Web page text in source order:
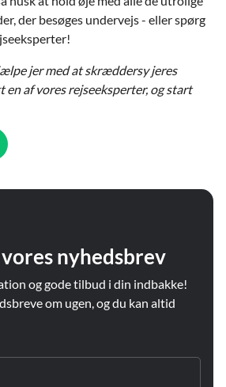
der besøges undervejs - eller spørg
jer med at skræddersy jeres
af vores rejseeksperter, og start
nyhedsbrev
og gode tilbud i din indbakke!
om ugen, og du kan altid